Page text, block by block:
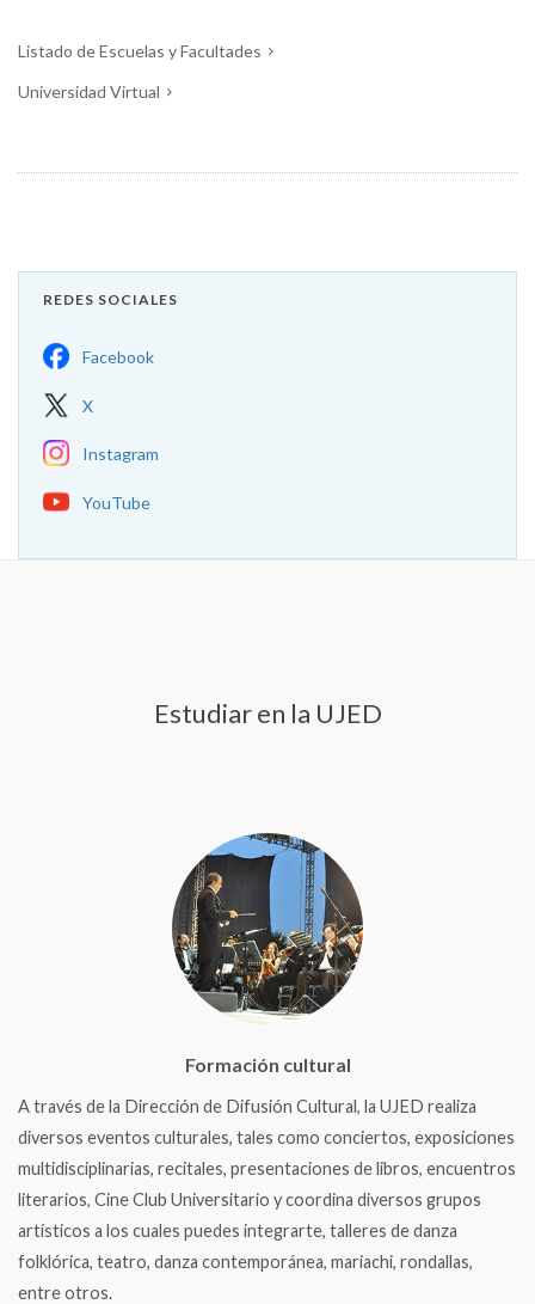
Listado de Escuelas y Facultades
Universidad Virtual
REDES SOCIALES
Facebook
X
Instagram
YouTube
Estudiar en la UJED
Formación cultural
A través de la Dirección de Difusión Cultural, la UJED realiza
diversos eventos culturales, tales como conciertos, exposiciones
multidisciplinarias, recitales, presentaciones de libros, encuentros
literarios, Cine Club Universitario y coordina diversos grupos
artísticos a los cuales puedes integrarte, talleres de danza
folklórica, teatro, danza contemporánea, mariachi, rondallas,
entre otros.